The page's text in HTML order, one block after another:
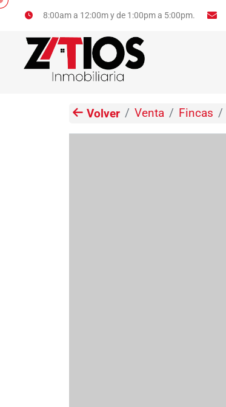
8:00am a 12:00m y de 1:00pm a 5:00pm.
Volver Venta Fincas